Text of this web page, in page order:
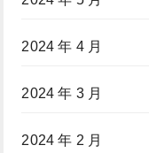
2024 年 4 月
2024 年 3 月
2024 年 2 月